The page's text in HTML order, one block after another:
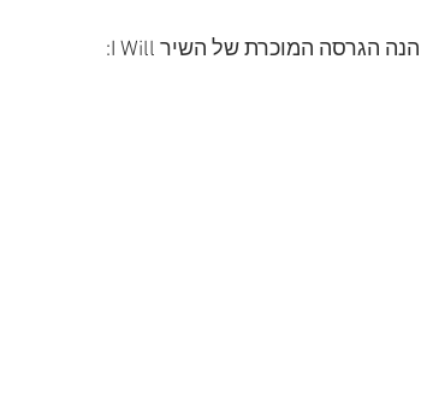
הנה הגרסה המוכרת של השיר I Will: